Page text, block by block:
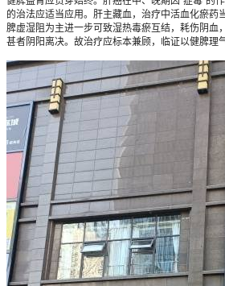
的治法应适当应用。肝主藏血，治疗中活血化瘀药
脾虚湿阻为主进一步可致湿热毒瘀互结，耗伤阴血
甚者阴阳离决。故治疗应标本兼顾，临证以健脾理